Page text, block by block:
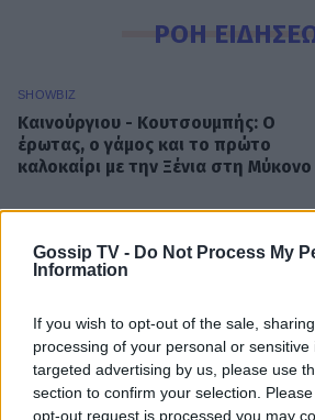
Gossip TV - Do Not Process My
Information
If you wish to opt-out of the sale,
processing of your personal or
targeted advertising by us, please use
section to confirm your selection.
opt-out request is processed you may
ΡΟΗ
SHOWBIZ
Καινούργιου - Κουτσουμπής: Ο
έρωτας, ο γάμος και το πρώτο
καλοκαίρι με την Ξένια στη Μύκονο
MEDIA
With Balls» στον ΣΚΑΪ